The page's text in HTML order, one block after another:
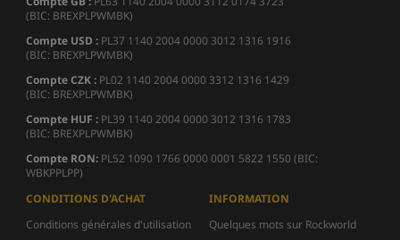
(BIC: BREXPLPWMBK)
Compte USD : PL37 1140 2004 0000 3012 1316 1916
(BIC: BREXPLPWMBK)
Compte CZK : PL02 1140 2004 0000 3312 1316 1429
(BIC: BREXPLPWMBK)
Compte HUF : PL39 1140 2004 0000 3012 1316 1783
(BIC: BREXPLPWMBK)
Compte RON: PL52 1090 1766 0000 0001 5822 1550 (BIC:
WBKPPLPP)
CONDITIONS D'ACHAT
Conditions générales d'utilisation
INFORMATION
Quelques mots sur Rockworld